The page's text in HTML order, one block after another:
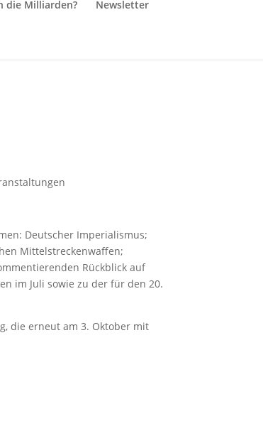
die Milliarden? Newsletter
Deutscher Imperialismus;
Mittelstreckenwaffen;
Rückblick auf
im Juli sowie zu der für den 20.
die erneut am 3. Oktober mit